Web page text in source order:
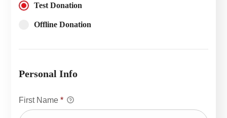
Test Donation
Offline Donation
Personal Info
First Name*